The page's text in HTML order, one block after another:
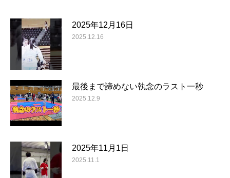
2025年12月16日
2025.12.16
最後まで諦めない執念のラスト一秒
2025.12.9
2025年11月1日
2025.11.1